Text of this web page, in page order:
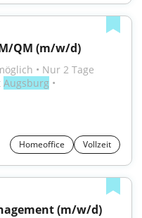
QM (m/w/d)
• Nur 2 Tage
Augsburg •
Homeoffice Vollzeit
(m/w/d)